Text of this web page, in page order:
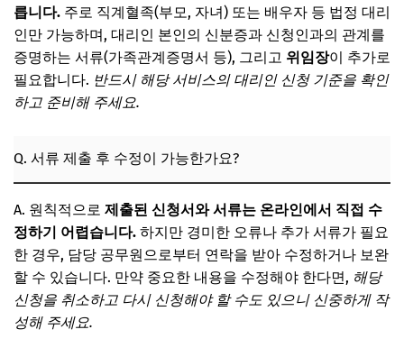
릅니다. 주로 직계혈족(부모, 자녀) 또는 배우자 등 법정 대리
인만 가능하며, 대리인 본인의 신분증과 신청인과의 관계를
증명하는 서류(가족관계증명서 등), 그리고 위임장이 추가로
필요합니다. 반드시 해당 서비스의 대리인 신청 기준을 확인
하고 준비해 주세요.
Q. 서류 제출 후 수정이 가능한가요?
A. 원칙적으로 제출된 신청서와 서류는 온라인에서 직접 수
정하기 어렵습니다. 하지만 경미한 오류나 추가 서류가 필요
한 경우, 담당 공무원으로부터 연락을 받아 수정하거나 보완
할 수 있습니다. 만약 중요한 내용을 수정해야 한다면, 해당
신청을 취소하고 다시 신청해야 할 수도 있으니 신중하게 작
성해 주세요.